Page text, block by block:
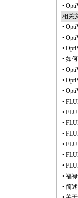
•
相关
•
•
•
• 如
•
•
•
•
•
•
•
•
•
•
• 福
• 简